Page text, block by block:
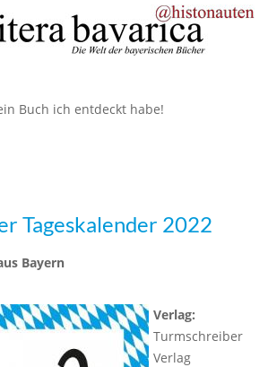
Buch ich entdeckt habe!
Tageskalender 2022
Bayern
Verlag:
Turmschreiber
Verlag